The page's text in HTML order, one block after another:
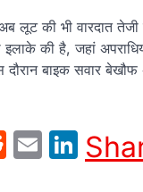
लूट की भी वारदात तेजी
की है, जहां
बाइक सवार बेखौफ
Reddit
Email